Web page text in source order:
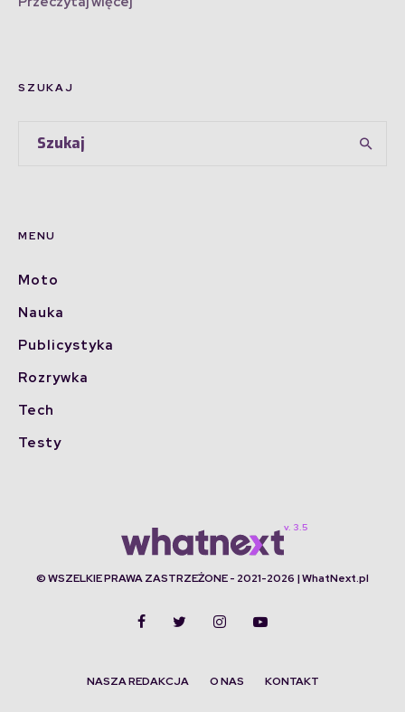
SZUKAJ
MENU
Moto
Nauka
Publicystyka
Rozrywka
Tech
Testy
© WSZELKIE PRAWA ZASTRZEŻONE - 2021-2026 | WhatNext.pl
NASZA REDAKCJA O NAS KONTAKT